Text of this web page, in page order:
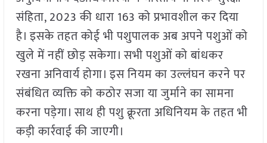
संहिता, 2023 की धारा 163 को प्रभावशील कर दिया
है। इसके तहत कोई भी पशुपालक अब अपने पशुओं को
खुले में नहीं छोड़ सकेगा। सभी पशुओं को बांधकर
रखना अनिवार्य होगा। इस नियम का उल्लंघन करने पर
संबंधित व्यक्ति को कठोर सजा या जुर्माने का सामना
करना पड़ेगा। साथ ही पशु क्रूरता अधिनियम के तहत भी
कड़ी कार्रवाई की जाएगी।